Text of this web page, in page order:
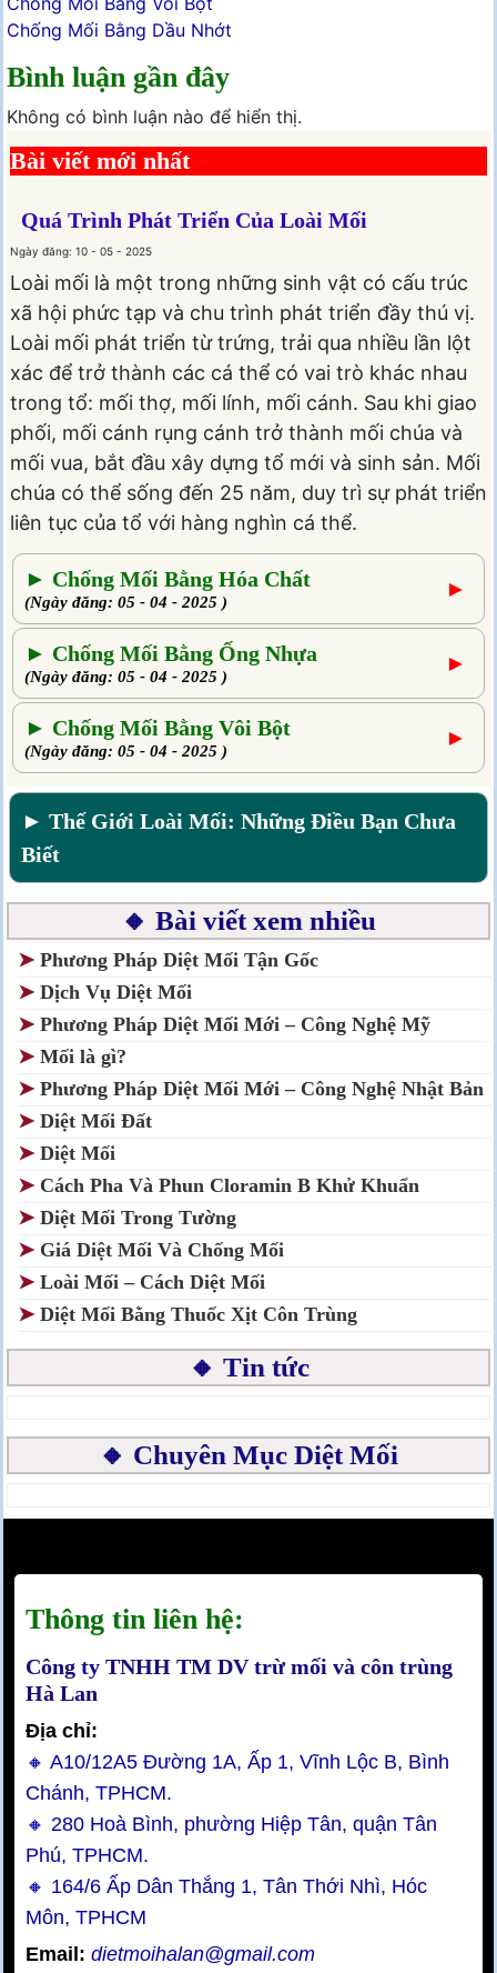
Chống Mối Bằng Dầu Nhớt
Bình luận gần đây
Không có bình luận nào để hiển thị.
Bài viết mới nhất
Quá Trình Phát Triển Của Loài Mối
Ngày đăng: 10 - 05 - 2025
Loài mối là một trong những sinh vật có cấu trúc
xã hội phức tạp và chu trình phát triển đầy thú vị.
Loài mối phát triển từ trứng, trải qua nhiều lần lột
xác để trở thành các cá thể có vai trò khác nhau
trong tổ: mối thợ, mối lính, mối cánh. Sau khi giao
phối, mối cánh rụng cánh trở thành mối chúa và
mối vua, bắt đầu xây dựng tổ mới và sinh sản. Mối
chúa có thể sống đến 25 năm, duy trì sự phát triển
liên tục của tổ với hàng nghìn cá thể.
► Chống Mối Bằng Hóa Chất
(Ngày đăng: 05 - 04 - 2025 )
►
► Chống Mối Bằng Ống Nhựa
(Ngày đăng: 05 - 04 - 2025 )
►
► Chống Mối Bằng Vôi Bột
(Ngày đăng: 05 - 04 - 2025 )
►
► Thế Giới Loài Mối: Những Điều Bạn Chưa
Biết
🔸 Bài viết xem nhiều
➤ Phương Pháp Diệt Mối Tận Gốc
➤ Dịch Vụ Diệt Mối
➤ Phương Pháp Diệt Mối Mới – Công Nghệ Mỹ
➤ Mối là gì?
➤ Phương Pháp Diệt Mối Mới – Công Nghệ Nhật Bản
➤ Diệt Mối Đất
➤ Diệt Mối
➤ Cách Pha Và Phun Cloramin B Khử Khuẩn
➤ Diệt Mối Trong Tường
➤ Giá Diệt Mối Và Chống Mối
➤ Loài Mối – Cách Diệt Mối
➤ Diệt Mối Bằng Thuốc Xịt Côn Trùng
🔸 Tin tức
🔸 Chuyên Mục Diệt Mối
Thông tin liên hệ:
Công ty TNHH TM DV trừ mối và côn trùng
Hà Lan
Địa chỉ:
🔸 A10/12A5 Đường 1A, Ấp 1, Vĩnh Lộc B, Bình
Chánh, TPHCM.
🔸 280 Hoà Bình, phường Hiệp Tân, quận Tân
Phú, TPHCM.
🔸 164/6 Ấp Dân Thắng 1, Tân Thới Nhì, Hóc
Môn, TPHCM
Email: dietmoihalan@gmail.com